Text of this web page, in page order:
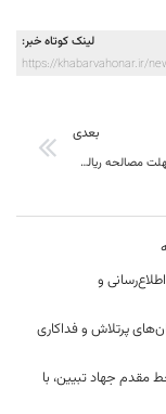
لینک کوتاه خبر:
https://khabarvahonar.ir/
بعدی
پیشنهاد تمدید مهلت مصالحه ریالی صادرکنندگان تا پایان شهریور و پیگیری تسهیل رفع تعهدات ارزی
و
پرتلاش و فداکاری
مقدم جهاد تبیین، با